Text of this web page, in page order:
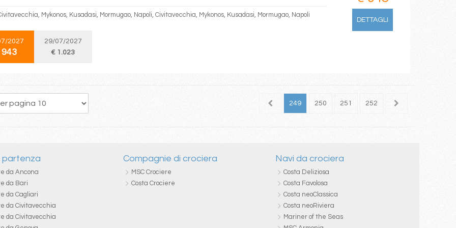
Mykonos, Kusadasi, Mormugao, Napoli, Civitavecchia, Mykonos, Kusadasi, Mormugao, Napoli
2027
29/07/2027
€ 1.023
DETTAGLI
238 239 241 248 249 250 251 252 253
partenza
da Ancona
da Bari
da Cagliari
da Civitavecchia
da Civitavecchia
Compagnie di crociera
MSC Crociere
Costa Crociere
Navi da crociera
Costa Deliziosa
Costa Favolosa
Costa neoClassica
Costa neoRiviera
Mariner of the Seas